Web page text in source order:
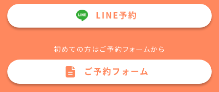
LINE予約
初めての方はご予約フォームから
ご予約フォーム